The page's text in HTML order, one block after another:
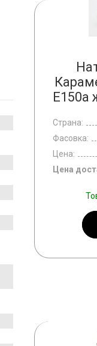
E150a
Страна:
Фасовка:
Цена:
Цена